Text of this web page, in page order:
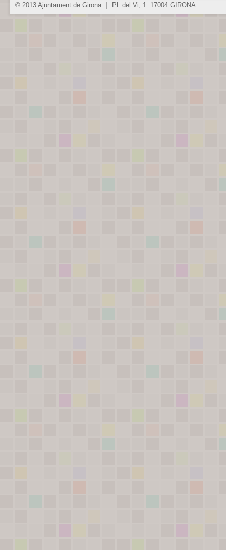
© 2013 Ajuntament de Girona Pl. del Vi, 1. 17004 GIRONA